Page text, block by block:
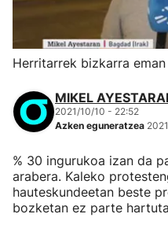
Herritarrek bizkarra
MIKEL
2021/10/10 - 22:52
Azken eguneratzea
% 30 ingurukoa izan da
arabera. Kaleko
hauteskundeetan beste
bozketan ez parte